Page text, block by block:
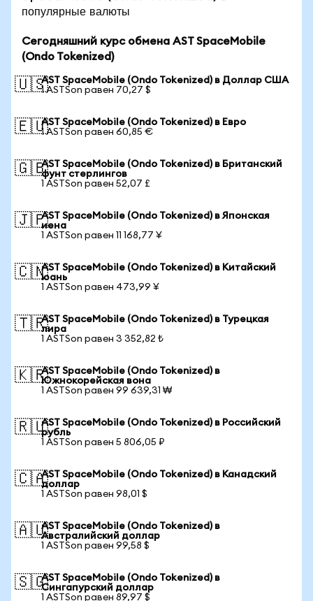
популярные валюты
Сегодняшний курс обмена AST SpaceMobile
(Ondo Tokenized)
🇺🇸AST SpaceMobile (Ondo Tokenized) в Доллар США
1 ASTSon равен 70,27 $
🇪🇺AST SpaceMobile (Ondo Tokenized) в Евро
1 ASTSon равен 60,85 €
🇬🇧AST SpaceMobile (Ondo Tokenized) в Британский
фунт стерлингов
1 ASTSon равен 52,07 £
🇯🇵AST SpaceMobile (Ondo Tokenized) в Японская
иена
1 ASTSon равен 11 168,77 ¥
🇨🇳AST SpaceMobile (Ondo Tokenized) в Китайский
юань
1 ASTSon равен 473,99 ¥
🇹🇷AST SpaceMobile (Ondo Tokenized) в Турецкая
лира
1 ASTSon равен 3 352,82 ₺
🇰🇷AST SpaceMobile (Ondo Tokenized) в
Южнокорейская вона
1 ASTSon равен 99 639,31 ₩
🇷🇺AST SpaceMobile (Ondo Tokenized) в Российский
рубль
1 ASTSon равен 5 806,05 ₽
🇨🇦AST SpaceMobile (Ondo Tokenized) в Канадский
доллар
1 ASTSon равен 98,01 $
🇦🇺AST SpaceMobile (Ondo Tokenized) в
Австралийский доллар
1 ASTSon равен 99,58 $
🇸🇬AST SpaceMobile (Ondo Tokenized) в
Сингапурский доллар
1 ASTSon равен 89,97 $